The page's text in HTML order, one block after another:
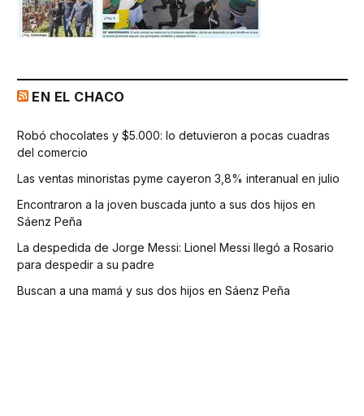
EN EL CHACO
Robó chocolates y $5.000: lo detuvieron a pocas cuadras
del comercio
Las ventas minoristas pyme cayeron 3,8% interanual en julio
Encontraron a la joven buscada junto a sus dos hijos en
Sáenz Peña
La despedida de Jorge Messi: Lionel Messi llegó a Rosario
para despedir a su padre
Buscan a una mamá y sus dos hijos en Sáenz Peña